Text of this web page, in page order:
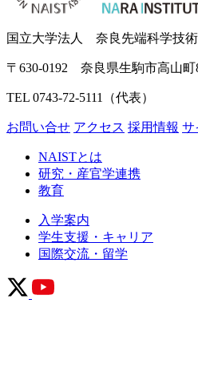
国立大学法人 奈良先端科学技
〒630-0192 奈良県生駒市高山町
TEL 0743-72-5111（代表）
お問い合せ アクセス 採用情報 サ
NAISTとは
研究・産官学連携
教育
入学案内
学生支援・キャリア
国際交流・留学